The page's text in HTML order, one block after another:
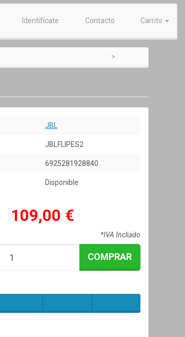
Identifícate Contacto Carrito
JBL
JBLFLIPES2
6925281928840
Disponible
109,00 €
*IVA Incluido
COMPRAR